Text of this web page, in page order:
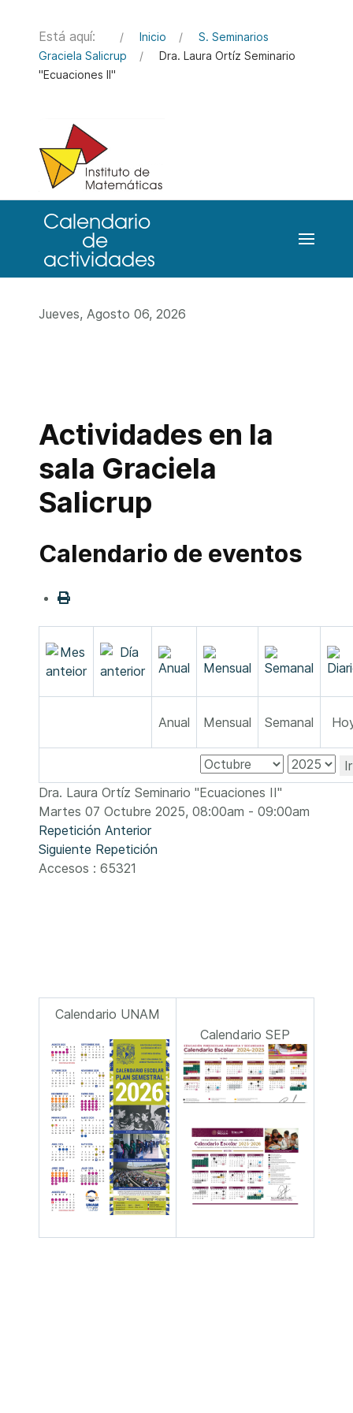
Está aquí: Inicio
S. Seminarios
Graciela Salicrup
Dra. Laura Ortíz Seminario
"Ecuaciones II"
Jueves, Agosto 06, 2026
Actividades en la
sala Graciela
Salicrup
Calendario de eventos
Anual Mensual Semanal
Dra. Laura Ortíz Seminario "Ecuaciones II"
Martes 07 Octubre 2025, 08:00am - 09:00am
Repetición Anterior
Siguiente Repetición
Accesos : 65321
Calendario UNAM
Calendario SEP